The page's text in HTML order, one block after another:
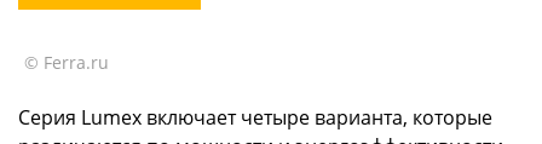
© Ferra.ru
Серия Lumex включает четыре варианта, которые